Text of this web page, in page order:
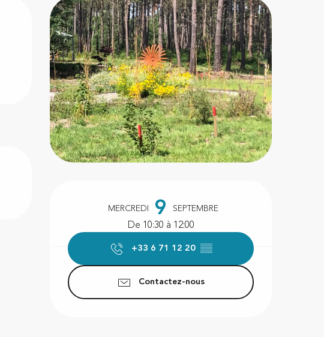
Ouverture et coordonnées
MERCREDI 9 SEPTEMBRE
De 10:30 à 12:00
+33 6 71 12 20 ▒▒
Contactez-nous